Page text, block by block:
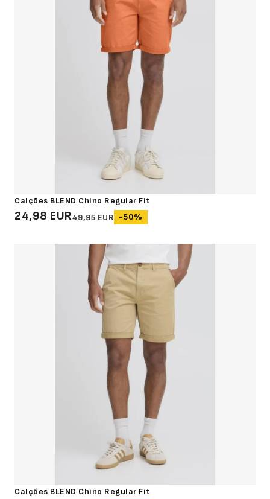
Calções BLEND Chino Regular Fit
24,98 EUR49,95 EUR -50%
Calções BLEND Chino Regular Fit